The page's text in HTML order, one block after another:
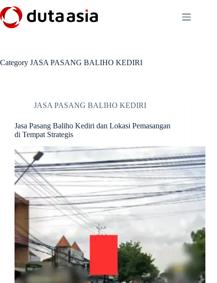
to
content
Category JASA PASANG BALIHO KEDIRI
JASA PASANG BALIHO KEDIRI
Jasa Pasang Baliho Kediri dan Lokasi Pemasangan
di Tempat Strategis